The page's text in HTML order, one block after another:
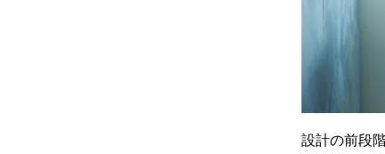
設計の前段